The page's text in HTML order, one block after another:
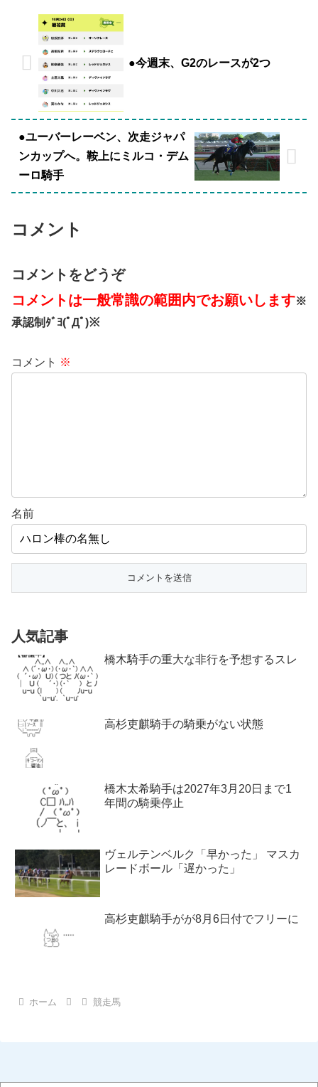
●今週末、G2のレースが2つ
●ユーバーレーベン、次走ジャパ
ンカップへ。鞍上にミルコ・デム
ーロ騎手
コメント
コメントをどうぞ
コメントは一般常識の範囲内でお願いします※
承認制ﾀﾞﾖ(ﾟДﾟ)※
コメント ※
名前
人気記事
橋木騎手の重大な非行を予想するスレ
高杉吏麒騎手の騎乗がない状態
橋木太希騎手は2027年3月20日まで1
年間の騎乗停止
ヴェルテンベルク「早かった」 マスカ
レードボール「遅かった」
高杉吏麒騎手がが8月6日付でフリーに
ホーム 競走馬